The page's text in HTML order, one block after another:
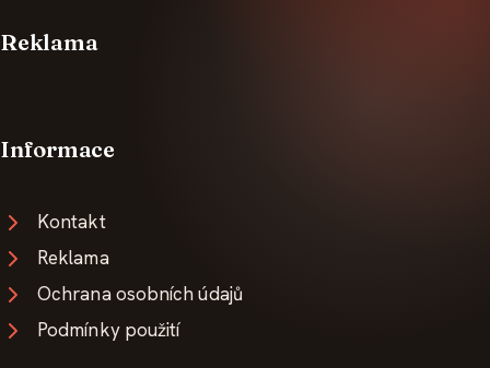
Reklama
Informace
Kontakt
Reklama
Ochrana osobních údajů
Podmínky použití